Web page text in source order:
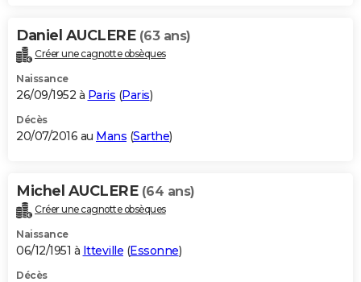
Daniel AUCLERE (63 ans)
Créer une cagnotte obsèques
Naissance
26/09/1952 à Paris (Paris)
Décès
20/07/2016 au Mans (Sarthe)
Michel AUCLERE (64 ans)
Créer une cagnotte obsèques
Naissance
06/12/1951 à Itteville (Essonne)
Décès